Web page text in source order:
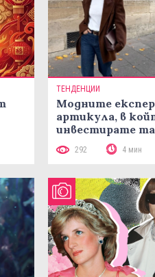
ТЕНДЕНЦИИ
Модните
артикула, в
инвестирате
292 4 мин